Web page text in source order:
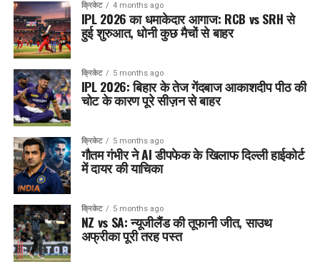
क्रिकेट 4 months ago
IPL 2026 का धमाकेदार आगाज: RCB vs SRH से
हुई शुरुआत, धोनी कुछ मैचों से बाहर
क्रिकेट 5 months ago
IPL 2026: बिहार के तेज गेंदबाज आकाशदीप पीठ की
चोट के कारण पूरे सीज़न से बाहर
क्रिकेट 5 months ago
गौतम गंभीर ने AI डीपफेक के खिलाफ दिल्ली हाईकोर्ट
में दायर की याचिका
क्रिकेट 5 months ago
NZ vs SA: न्यूजीलैंड की तूफानी जीत, साउथ
अफ्रीका पूरी तरह पस्त